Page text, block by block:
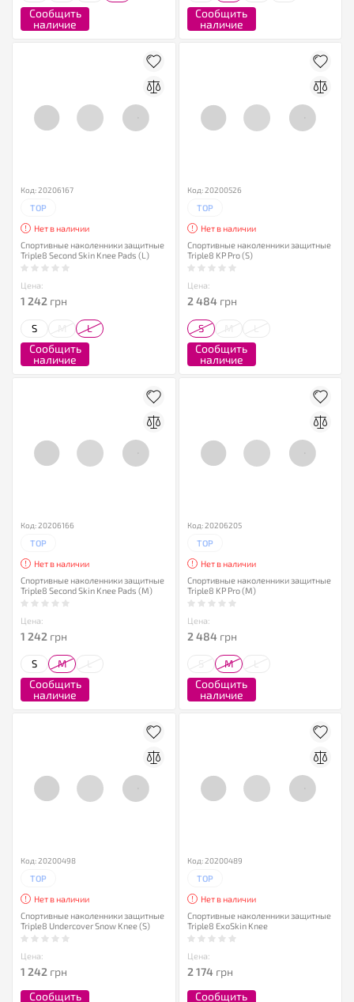
Сообщить
наличие
Сообщить
наличие
Код: 20206167
TOP
Нет в наличии
Спортивные наколенники защитные
Triple8 Second Skin Knee Pads (L)
Цена:
1 242 грн
S L
Сообщить
наличие
Код: 20200526
TOP
Нет в наличии
Спортивные наколенники защитные
Triple8 KP Pro (S)
Цена:
2 484 грн
S
Сообщить
наличие
Код: 20206166
TOP
Нет в наличии
Спортивные наколенники защитные
Triple8 Second Skin Knee Pads (M)
Цена:
1 242 грн
S M
Сообщить
наличие
Код: 20206205
TOP
Нет в наличии
Спортивные наколенники защитные
Triple8 KP Pro (M)
Цена:
2 484 грн
M
Сообщить
наличие
Код: 20200498
TOP
Нет в наличии
Спортивные наколенники защитные
Triple8 Undercover Snow Knee (S)
Цена:
1 242 грн
Сообщить
Код: 20200489
TOP
Нет в наличии
Спортивные наколенники защитные
Triple8 ExoSkin Knee
Цена:
2 174 грн
Сообщить